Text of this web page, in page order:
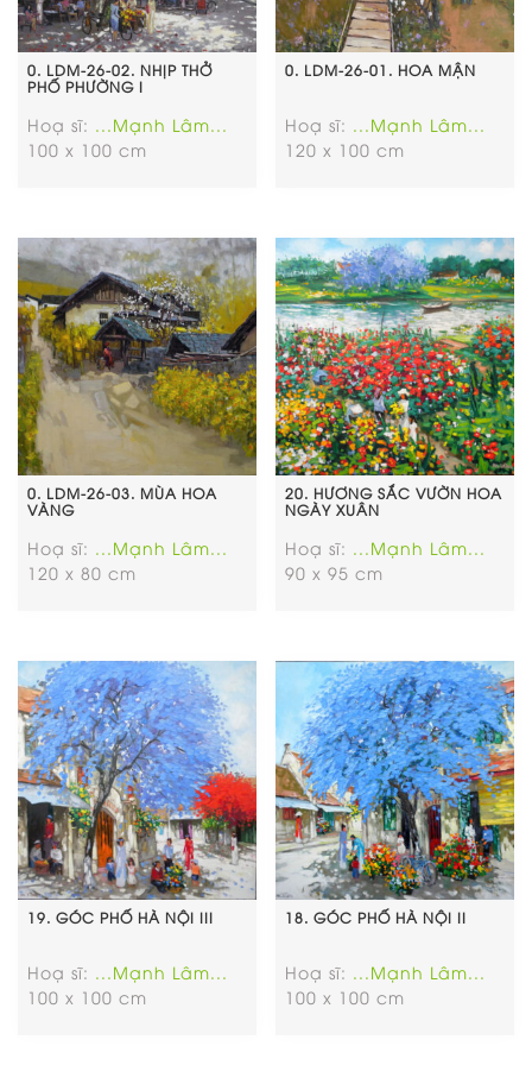
0. LDM-26-02. NHỊP THỞ
PHỐ PHƯỜNG I
Hoạ sĩ:
...Mạnh Lâm...
100 x 100 cm
0. LDM-26-01. HOA MẬN
Hoạ sĩ:
...Mạnh Lâm...
120 x 100 cm
0. LDM-26-03. MÙA HOA
VÀNG
Hoạ sĩ: ...Mạnh Lâm...
120 x 80 cm
20. HƯƠNG SẮC VƯỜN HOA
NGÀY XUÂN
Hoạ sĩ: ...Mạnh Lâm...
90 x 95 cm
19. GÓC PHỐ HÀ NỘI III
Hoạ sĩ:
...Mạnh Lâm...
100 x 100 cm
18. GÓC PHỐ HÀ NỘI II
Hoạ sĩ:
...Mạnh Lâm...
100 x 100 cm